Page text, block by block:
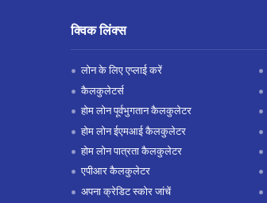
क्विक लिंक्स
लोन के लिए एप्लाई करें
कैलकुलेटर्स
होम लोन पूर्वभुगतान कैलकुलेटर
होम लोन ईएमआई कैलकुलेटर
होम लोन पात्रता कैलकुलेटर
एपीआर कैलकुलेटर
अपना क्रेडिट स्कोर जांचें